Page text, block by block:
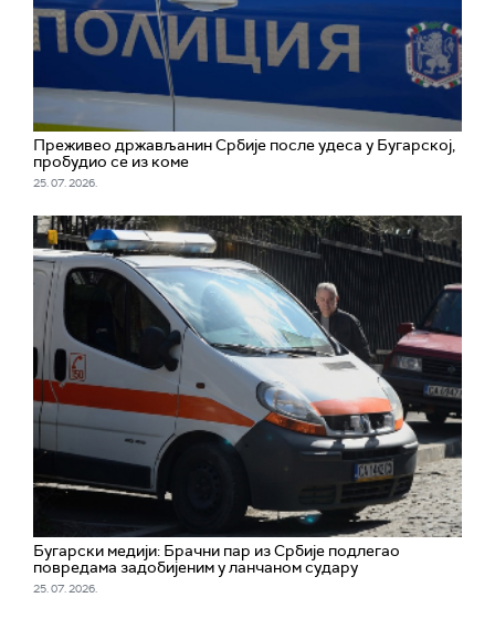
Преживео држављанин Србије после удеса у Бугарској,
пробудио се из коме
25. 07. 2026.
Бугарски медији: Брачни пар из Србије подлегао
повредама задобијеним у ланчаном судару
25. 07. 2026.